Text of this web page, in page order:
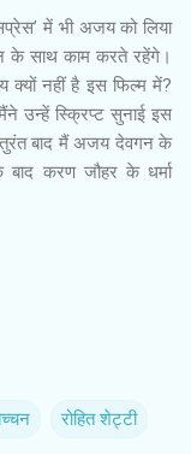
में भी अजय को लिया
के साथ काम करते रहेंगे।
क्यों नहीं है इस फिल्म में?
उन्हें स्क्रिप्ट सुनाई इस
बाद मैं अजय देवगन के
करण जौहर के धर्मा
रोहित शेट्टी